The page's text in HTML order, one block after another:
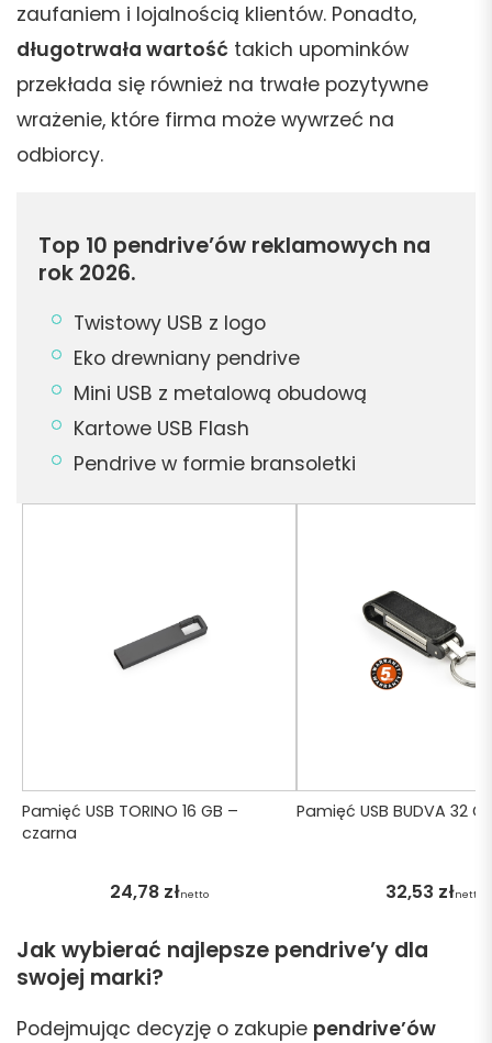
zaufaniem i lojalnością klientów. Ponadto,
długotrwała wartość takich upominków
przekłada się również na trwałe pozytywne
wrażenie, które firma może wywrzeć na
odbiorcy.
Top 10 pendrive’ów reklamowych na
rok 2026.
Twistowy USB z logo
Eko drewniany pendrive
Mini USB z metalową obudową
Kartowe USB Flash
Pendrive w formie bransoletki
Pamięć USB TORINO 16 GB –
czarna
24,78 złnetto
Pamięć USB BUDVA 32
32,53 złnetto
Jak wybierać najlepsze pendrive’y dla
swojej marki?
Podejmując decyzję o zakupie pendrive’ów